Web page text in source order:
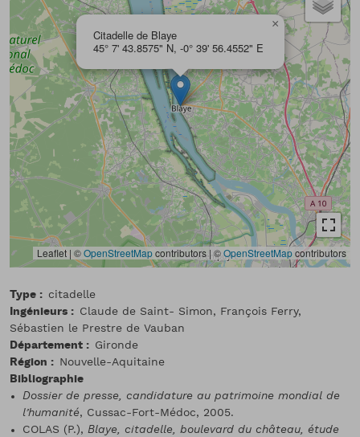
Citadelle de Blaye
45° 7' 43.8575" N, -0° 39' 56.4552" E
×
Leaflet | ©OpenStreetMapcontributors |©OpenStreetMapcontributors
Type
citadelle
Ingénieurs
Claude de Saint- Simon, François Ferry,
Sébastien le Prestre de Vauban
Département
Gironde
Région
Nouvelle-Aquitaine
Bibliographie
Dossier de presse, candidature au patrimoine mondial de
l’humanité, Cussac-Fort-Médoc, 2005.
COLAS (P.), Blaye, citadelle, boulevard du château, étude